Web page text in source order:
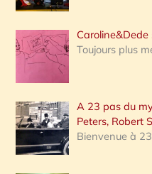
Toujours plus
A 23 pas du
Peters, Robert
Bienvenue à